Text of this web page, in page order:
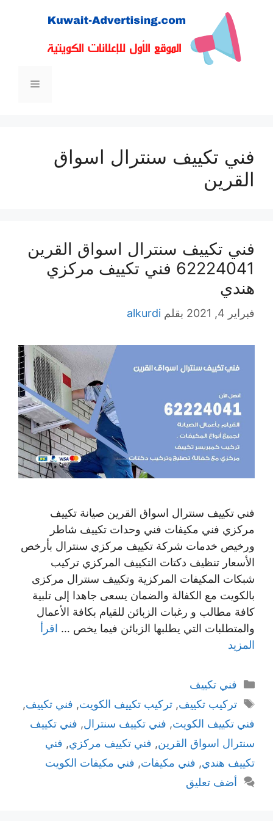
المحتوى
القائمة
فني تكييف سنترال اسواق
القرين
فني تكييف سنترال اسواق القرين
62224041 فني تكييف مركزي
هندي
فبراير 4, 2021 بقلم alkurdi
فني تكييف سنترال اسواق القرين صيانة تكييف
مركزي فني مكيفات فني وحدات تكييف شاطر
ورخيص خدمات شركة تكييف مركزي سنترال بأرخص
الأسعار تنظيف دكتات التكييف المركزي تركيب
شبكات المكيفات المركزية وتكييف سنترال مركزى
بالكويت مع الكفالة والضمان يسعى جاهدا إلى تلبية
كافة مطالب و رغبات الزبائن للقيام بكافة الأعمال
والمتطلبات التي يطلبها الزبائن فيما يخص … اقرأ
المزيد
التصنيفات
فني تكييف
الوسوم
تركيب تكييف, تركيب تكييف الكويت, فني تكييف,
فني تكييف الكويت, فني تكييف سنترال, فني تكييف
سنترال اسواق القرين, فني تكييف مركزي, فني
تكييف هندي, فني مكيفات, فني مكيفات الكويت
أضف تعليق